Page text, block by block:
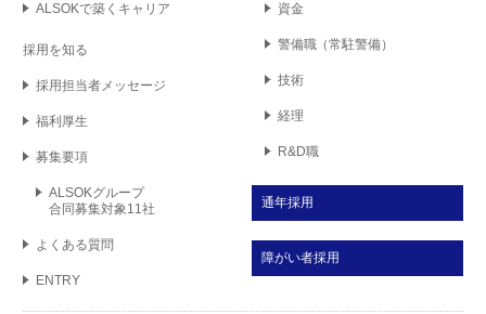
ALSOKで築く キャリア 資金
警備職（常駐警備）
技術
経理
R&D職
採用を知る
採用担当者メッセージ
福利厚生
募集要項
ALSOKグループ
合同募集対象11社
よくある質問
ENTRY
通年採用
障がい者採用